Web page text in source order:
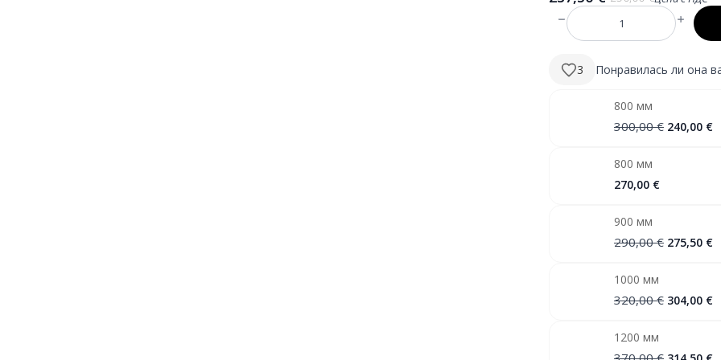
Первоначальная
цена
была:
Текущая
цена:
237,50 €.
Количество
RENE
apvalus
su
apšvietimu
3 Понравилась ли она
800 мм
300,00€ 240,00 €
800 мм
270,00 €
900 мм
290,00€ 275,50 €
1000 мм
320,00€ 304,00 €
1200 мм